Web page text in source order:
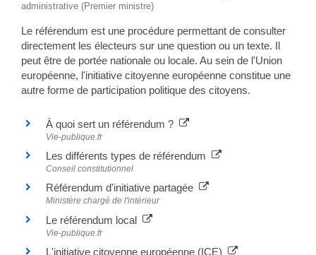
administrative (Premier ministre)
Le référendum est une procédure permettant de consulter
directement les électeurs sur une question ou un texte. Il
peut être de portée nationale ou locale. Au sein de l'Union
européenne, l'initiative citoyenne européenne constitue une
autre forme de participation politique des citoyens.
À quoi sert un référendum ?
Vie-publique.fr
Les différents types de référendum
Conseil constitutionnel
Référendum d'initiative partagée
Ministère chargé de l'intérieur
Le référendum local
Vie-publique.fr
L'initiative citoyenne européenne (ICE)